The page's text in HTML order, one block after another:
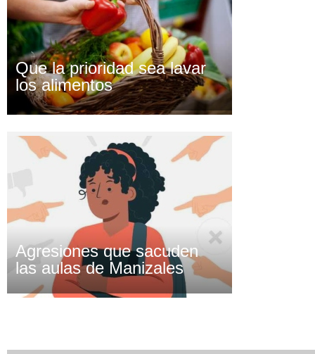
Que la prioridad sea lavar
los alimentos
Agresiones que sacuden
las aulas de Manizales